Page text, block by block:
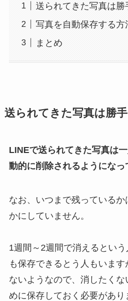
送られてきた写真は勝
写真を自動保存する方
まとめ
送られてきた写真は勝
LINEで送られてきた写真は
動的に削除されるようになっ
なお、いつまで残っているか
かにしていません。
1週間～2週間で消えるとい
も保存できるとう人もいま
ないようなので、消したく
めに保存しておく必要があり